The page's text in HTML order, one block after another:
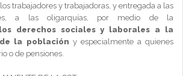
trabajadores y trabajadoras, y entregada a las
a las oligarquías, por medio de la
derechos sociales y laborales a la
la población y especialmente a quienes
o de pensiones.